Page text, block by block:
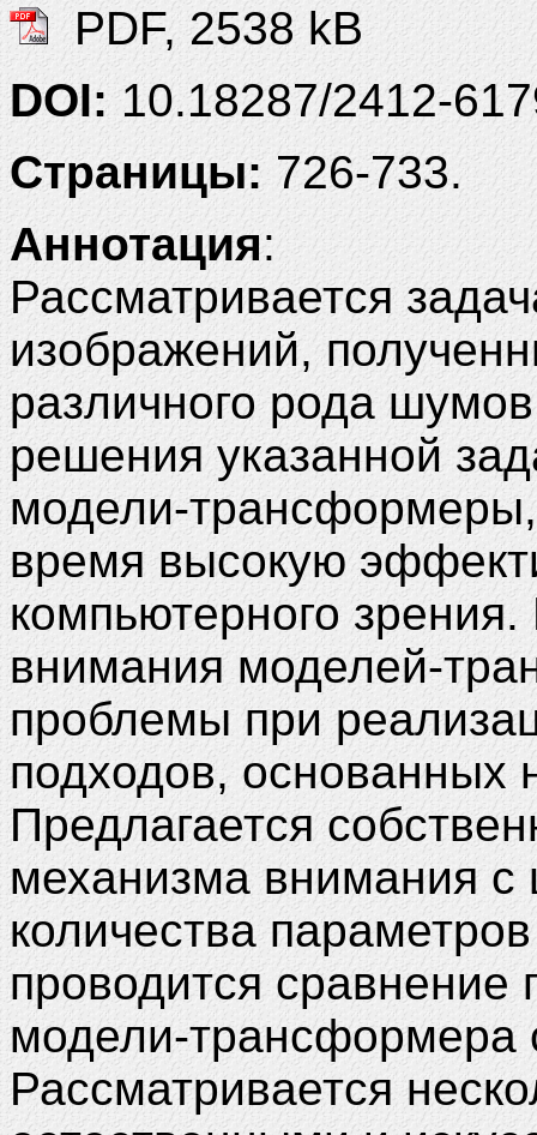
PDF, 2538 kB
DOI:10.18287/2412-
Страницы: 726-733.
Аннотация:
Рассматривается
изображений,
различного рода
решения указанной
модели-
время высокую
компьютерного
внимания моделей-
проблемы при
подходов, основанных
Предлагается
механизма внимания
количества
проводится сравнение
модели-трансформера
Рассматривается